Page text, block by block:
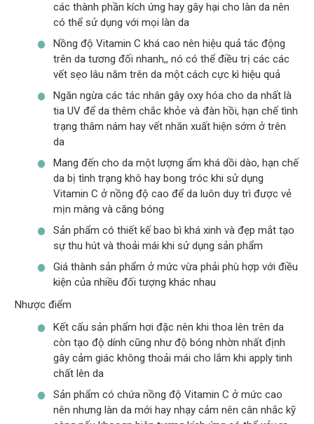
các thành phần kích ứng hay gây hại cho làn da nên
có thể sử dụng với mọi làn da
Nồng độ Vitamin C khá cao nên hiệu quả tác động
trên da tương đối nhanh,, nó có thể điều trị các các
vết sẹo lâu năm trên da một cách cực kì hiệu quả
Ngăn ngừa các tác nhân gây oxy hóa cho da nhất là
tia UV để da thêm chắc khỏe và đàn hồi, hạn chế tình
trạng thâm nám hay vết nhăn xuất hiện sớm ở trên
da
Mang đến cho da một lượng ẩm khá dồi dào, hạn chế
da bị tình trạng khô hay bong tróc khi sử dụng
Vitamin C ở nồng độ cao để da luôn duy trì được vẻ
mịn màng và căng bóng
Sản phẩm có thiết kế bao bì khá xinh và đẹp mắt tạo
sự thu hút và thoải mái khi sử dụng sản phẩm
Giá thành sản phẩm ở mức vừa phải phù hợp với điều
kiện của nhiều đối tượng khác nhau
Nhược điểm
Kết cấu sản phẩm hơi đặc nên khi thoa lên trên da
còn tạo độ dính cũng như độ bóng nhờn nhất định
gây cảm giác không thoải mái cho lắm khi apply tinh
chất lên da
Sản phẩm có chứa nồng độ Vitamin C ở mức cao
nên nhưng làn da mới hay nhạy cảm nên cân nhắc kỹ